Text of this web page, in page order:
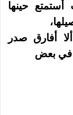
حينها
أفارق صدر
في بعض